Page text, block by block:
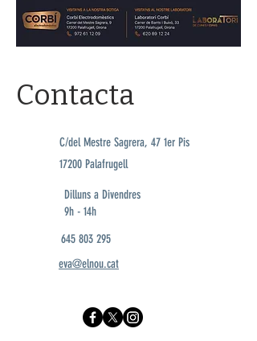
Contacta
C/del Mestre Sagrera, 47 1er Pis
17200 Palafrugell
Dilluns a Divendres
9h - 14h
645 803 295
eva@elnou.cat